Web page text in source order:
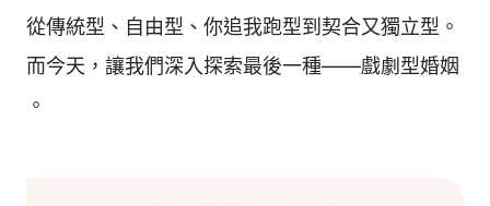
從傳統型、自由型、你追我跑型到契合又獨立型。
而今天，讓我們深入探索最後一種——戲劇型婚姻
。